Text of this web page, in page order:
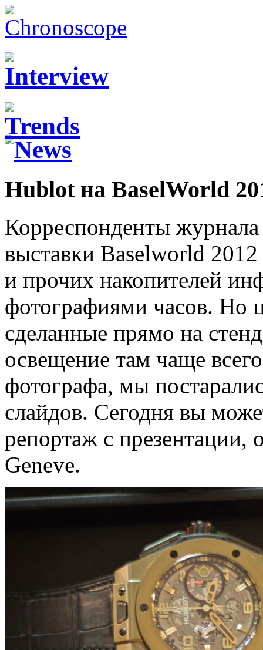
Hublot на BaselWorld
Корреспонденты
выставки Baselworld
и прочих накопителей
фотографиями часов. Но
сделанные прямо на
освещение там чаще
фотографа, мы
слайдов. Сегодня вы
репортаж с
Geneve.